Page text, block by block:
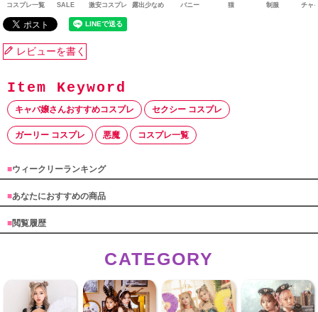
コスプレ一覧 SALE 激安コスプレ 露出少なめ バニー 猫 制服 チャ
レビューを書く
キャバ嬢さんおすすめコスプレ セクシー コスプレ
ガーリー コスプレ 悪魔 コスプレ一覧
■ウィークリーランキング
■あなたにおすすめの商品
■閲覧履歴
CATEGORY